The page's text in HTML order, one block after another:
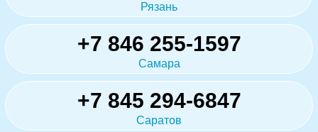
Рязань
+7 846 255-1597
Самара
+7 845 294-6847
Саратов